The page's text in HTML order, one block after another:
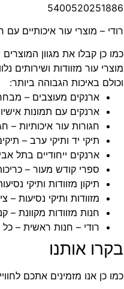
5400520251886
רודי – מוצרי עור איכותיים
כמו כן קבלו את מגוון
מוצרי עור מזוודות ושירותים
וכולם באיכות הגבוהה ביותר:
ארנקים מעוצבים –
ארנקים עם תמונות
חגורות עור איכותיות–
תיקי יד ותיקי ערב–
ארנקים ייחודיים בתל
ספרי קודש מעור–
תיקון מזוודות ותיקי
מזוודות ותיקי נסיעות–
חנות מזוודות מקוונת–
רודי – חנות ראשית– כל
בקרו אותנו
כמו כן אנו מזמינים אתכם